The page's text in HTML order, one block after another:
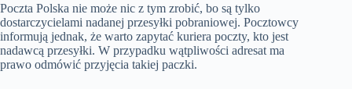
Poczta Polska nie może nic z tym zrobić, bo są tylko
dostarczycielami nadanej przesyłki pobraniowej. Pocztowcy
informują jednak, że warto zapytać kuriera poczty, kto jest
nadawcą przesyłki. W przypadku wątpliwości adresat ma
prawo odmówić przyjęcia takiej paczki.